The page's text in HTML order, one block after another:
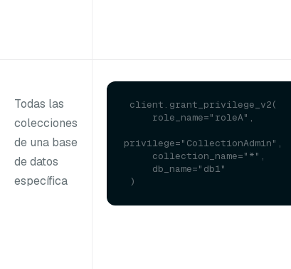
Todas las
colecciones
de una base
de datos
específica
privilege="CollectionAdmin",